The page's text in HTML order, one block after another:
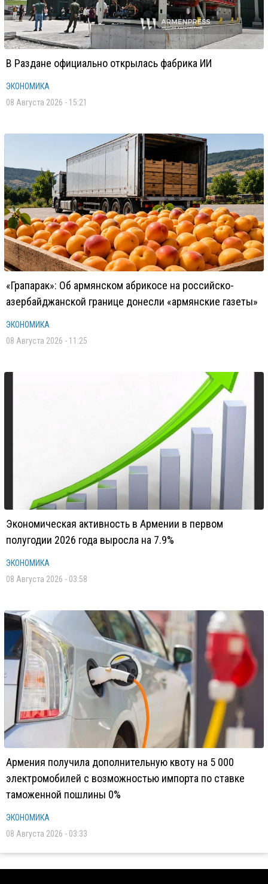
В Раздане официально открылась фабрика ИИ
ЭКОНОМИКА
08 Августа 2026 - 15:21
«Грапарак»: Об армянском абрикосе на российско-
азербайджанской границе донесли «армянские газеты»
ЭКОНОМИКА
08 Августа 2026 - 11:25
Экономическая активность в Армении в первом
полугодии 2026 года выросла на 7.9%
ЭКОНОМИКА
08 Августа 2026 - 03:58
Армения получила дополнительную квоту на 5 000
электромобилей с возможностью импорта по ставке
таможенной пошлины 0%
ЭКОНОМИКА
08 Августа 2026 - 03:33